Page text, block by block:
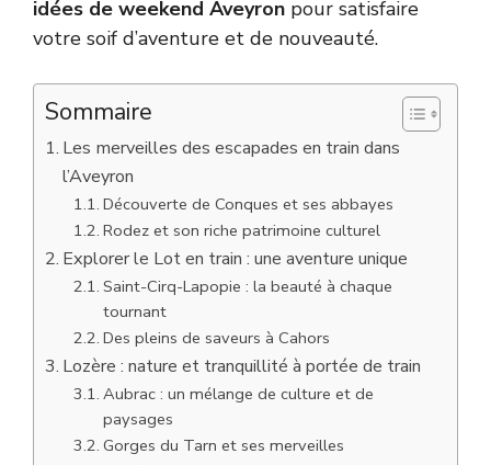
idées de weekend Aveyron pour satisfaire
votre soif d’aventure et de nouveauté.
Sommaire
Les merveilles des escapades en train dans
l’Aveyron
Découverte de Conques et ses abbayes
Rodez et son riche patrimoine culturel
Explorer le Lot en train : une aventure unique
Saint-Cirq-Lapopie : la beauté à chaque
tournant
Des pleins de saveurs à Cahors
Lozère : nature et tranquillité à portée de train
Aubrac : un mélange de culture et de
paysages
Gorges du Tarn et ses merveilles